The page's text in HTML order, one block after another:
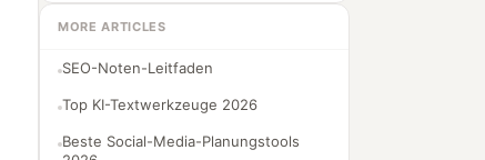
MORE ARTICLES
SEO-Noten-Leitfaden
Top KI-Textwerkzeuge 2026
Beste Social-Media-Planungstools